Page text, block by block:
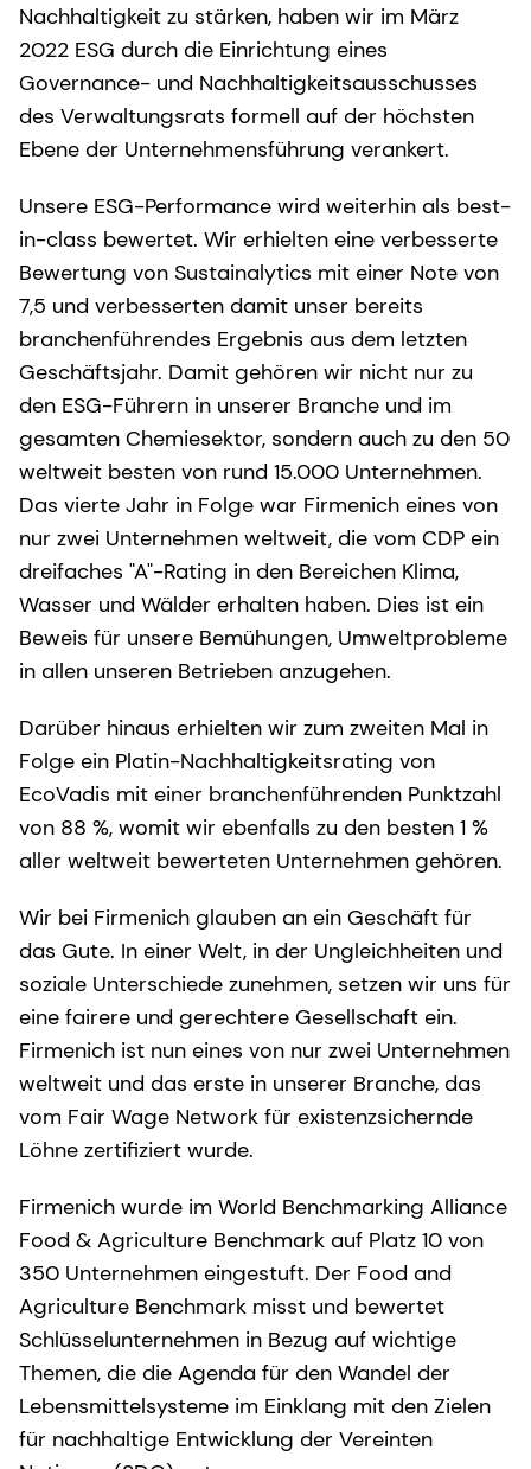
Nachhaltigkeit zu stärken, haben wir im März
2022 ESG durch die Einrichtung eines
Governance- und Nachhaltigkeitsausschusses
des Verwaltungsrats formell auf der höchsten
Ebene der Unternehmensführung verankert.
Unsere ESG-Performance wird weiterhin als best-
in-class bewertet. Wir erhielten eine verbesserte
Bewertung von Sustainalytics mit einer Note von
7,5 und verbesserten damit unser bereits
branchenführendes Ergebnis aus dem letzten
Geschäftsjahr. Damit gehören wir nicht nur zu
den ESG-Führern in unserer Branche und im
gesamten Chemiesektor, sondern auch zu den 50
weltweit besten von rund 15.000 Unternehmen.
Das vierte Jahr in Folge war Firmenich eines von
nur zwei Unternehmen weltweit, die vom CDP ein
dreifaches "A"-Rating in den Bereichen Klima,
Wasser und Wälder erhalten haben. Dies ist ein
Beweis für unsere Bemühungen, Umweltprobleme
in allen unseren Betrieben anzugehen.
Darüber hinaus erhielten wir zum zweiten Mal in
Folge ein Platin-Nachhaltigkeitsrating von
EcoVadis mit einer branchenführenden Punktzahl
von 88 %, womit wir ebenfalls zu den besten 1 %
aller weltweit bewerteten Unternehmen gehören.
Wir bei Firmenich glauben an ein Geschäft für
das Gute. In einer Welt, in der Ungleichheiten und
soziale Unterschiede zunehmen, setzen wir uns für
eine fairere und gerechtere Gesellschaft ein.
Firmenich ist nun eines von nur zwei Unternehmen
weltweit und das erste in unserer Branche, das
vom Fair Wage Network für existenzsichernde
Löhne zertifiziert wurde.
Firmenich wurde im World Benchmarking Alliance
Food & Agriculture Benchmark auf Platz 10 von
350 Unternehmen eingestuft. Der Food and
Agriculture Benchmark misst und bewertet
Schlüsselunternehmen in Bezug auf wichtige
Themen, die die Agenda für den Wandel der
Lebensmittelsysteme im Einklang mit den Zielen
für nachhaltige Entwicklung der Vereinten